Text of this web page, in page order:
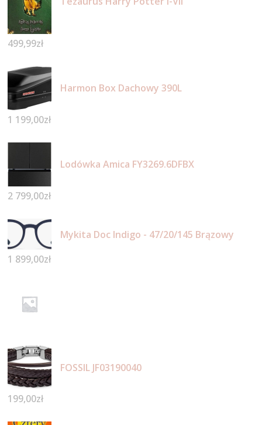
499,99zł
Harmon Box Dachowy 390L
1 199,00zł
Lodówka Amica FY3269.6DFBX
2 799,00zł
Mykita Doc Indigo - 47/20/145 Brązowy
1 899,00zł
FOSSIL JF03190040
199,00zł